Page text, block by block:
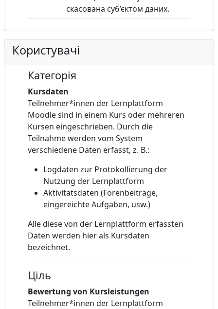
скасована суб’єктом даних.
Користувачі
Категорія
Kursdaten
Teilnehmer*innen der Lernplattform
Moodle sind in einem Kurs oder mehreren
Kursen eingeschrieben. Durch die
Teilnahme werden vom System
verschiedene Daten erfasst, z. B.:
Logdaten zur Protokollierung der
Nutzung der Lernplattform
Aktivitätsdaten (Forenbeiträge,
eingereichte Aufgaben, usw.)
Alle diese von der Lernplattform erfassten
Daten werden hier als Kursdaten
bezeichnet.
Ціль
Bewertung von Kursleistungen
Teilnehmer*innen der Lernplattform